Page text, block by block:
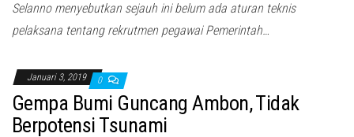
Selanno menyebutkan sejauh ini belum ada aturan teknis
pelaksana tentang rekrutmen pegawai Pemerintah…
Januari 3, 2019 0
Gempa Bumi Guncang Ambon, Tidak
Berpotensi Tsunami